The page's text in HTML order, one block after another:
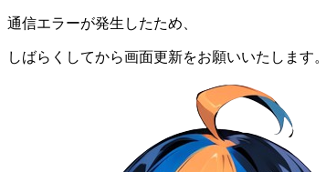
通信エラーが発生したため、
しばらくしてから画面更新をお願いいたします。